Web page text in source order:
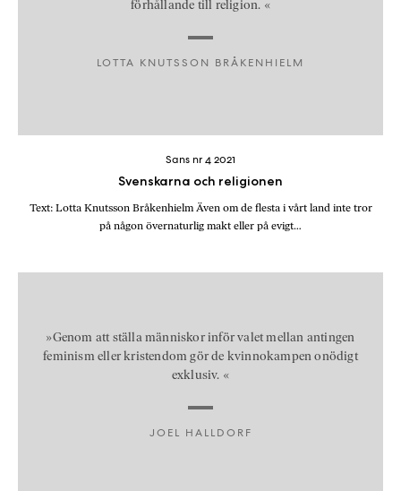
förhållande till religion. «
LOTTA KNUTSSON BRÅKENHIELM
Svenskarna och religionen
Sans nr 4 2021
Text: Lotta Knutsson Bråkenhielm Även om de flesta i vårt land inte tror
på någon övernaturlig makt eller på evigt…
»Genom att ställa människor inför valet mellan antingen
feminism eller kristendom gör de kvinnokampen onödigt
exklusiv. «
JOEL HALLDORF